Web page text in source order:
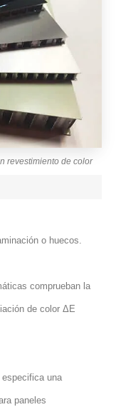
revestimiento de color
o huecos.
comprueban la
de color ΔE
especifica una
paneles